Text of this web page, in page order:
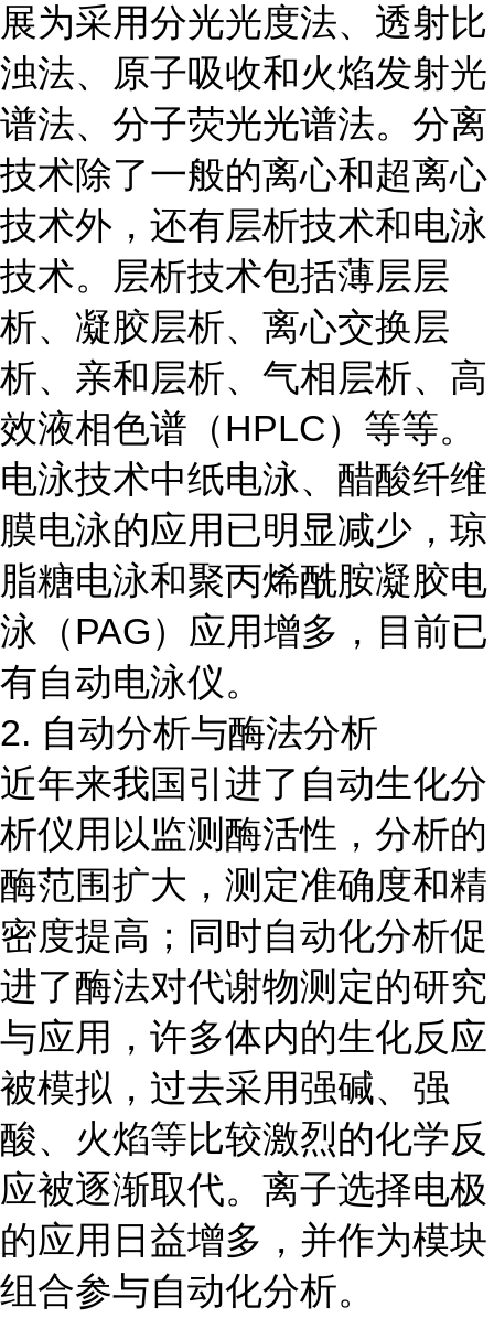
展为采用分光光度法、透射比
浊法、原子吸收和火焰发射光
谱法、分子荧光光谱法。分离
技术除了一般的离心和超离心
技术外，还有层析技术和电泳
技术。层析技术包括薄层层
析、凝胶层析、离心交换层
析、亲和层析、气相层析、高
效液相色谱（HPLC）等等。
电泳技术中纸电泳、醋酸纤维
膜电泳的应用已明显减少，琼
脂糖电泳和聚丙烯酰胺凝胶电
泳（PAG）应用增多，目前已
有自动电泳仪。
2. 自动分析与酶法分析
近年来我国引进了自动生化分
析仪用以监测酶活性，分析的
酶范围扩大，测定准确度和精
密度提高；同时自动化分析促
进了酶法对代谢物测定的研究
与应用，许多体内的生化反应
被模拟，过去采用强碱、强
酸、火焰等比较激烈的化学反
应被逐渐取代。离子选择电极
的应用日益增多，并作为模块
组合参与自动化分析。